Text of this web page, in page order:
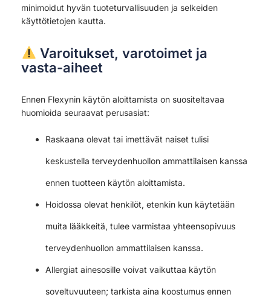
minimoidut hyvän tuoteturvallisuuden ja selkeiden
käyttötietojen kautta.
Varoitukset, varotoimet ja
vasta-aiheet
Ennen Flexynin käytön aloittamista on suositeltavaa
huomioida seuraavat perusasiat:
Raskaana olevat tai imettävät naiset tulisi
keskustella terveydenhuollon ammattilaisen kanssa
ennen tuotteen käytön aloittamista.
Hoidossa olevat henkilöt, etenkin kun käytetään
muita lääkkeitä, tulee varmistaa yhteensopivuus
terveydenhuollon ammattilaisen kanssa.
Allergiat ainesosille voivat vaikuttaa käytön
soveltuvuuteen; tarkista aina koostumus ennen